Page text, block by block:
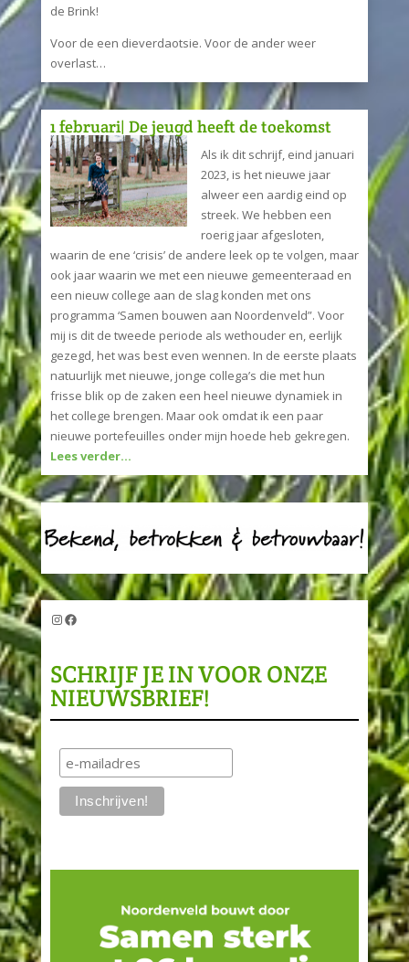
de Brink!
Voor de een dieverdaotsie. Voor de ander weer
overlast…
1 februari| De jeugd heeft de toekomst
Als ik dit schrijf, eind januari
2023, is het nieuwe jaar
alweer een aardig eind op
streek. We hebben een
roerig jaar afgesloten,
waarin de ene ‘crisis’ de andere leek op te volgen, maar
ook jaar waarin we met een nieuwe gemeenteraad en
een nieuw college aan de slag konden met ons
programma ‘Samen bouwen aan Noordenveld”. Voor
mij is dit de tweede periode als wethouder en, eerlijk
gezegd, het was best even wennen. In de eerste plaats
natuurlijk met nieuwe, jonge collega’s die met hun
frisse blik op de zaken een heel nieuwe dynamiek in
het college brengen. Maar ook omdat ik een paar
nieuwe portefeuilles onder mijn hoede heb gekregen.
Lees verder…
Instagram
Facebook
SCHRIJF JE IN VOOR ONZE
NIEUWSBRIEF!